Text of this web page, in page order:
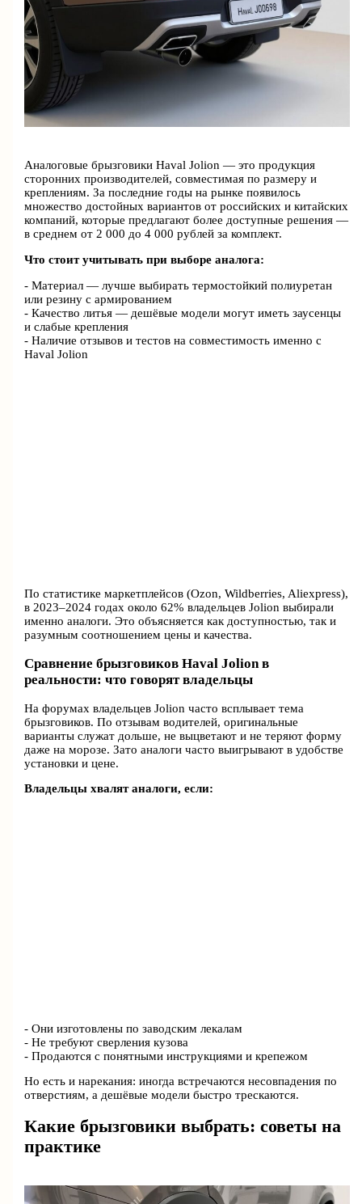
Аналоговые брызговики Haval Jolion — это продукция
сторонних производителей, совместимая по размеру и
креплениям. За последние годы на рынке появилось
множество достойных вариантов от российских и китайских
компаний, которые предлагают более доступные решения —
в среднем от 2 000 до 4 000 рублей за комплект.
Что стоит учитывать при выборе аналога:
- Материал — лучше выбирать термостойкий полиуретан
или резину с армированием
- Качество литья — дешёвые модели могут иметь заусенцы
и слабые крепления
- Наличие отзывов и тестов на совместимость именно с
Haval Jolion
По статистике маркетплейсов (Ozon, Wildberries, Aliexpress),
в 2023–2024 годах около 62% владельцев Jolion выбирали
именно аналоги. Это объясняется как доступностью, так и
разумным соотношением цены и качества.
Сравнение брызговиков Haval Jolion в
реальности: что говорят владельцы
На форумах владельцев Jolion часто всплывает тема
брызговиков. По отзывам водителей, оригинальные
варианты служат дольше, не выцветают и не теряют форму
даже на морозе. Зато аналоги часто выигрывают в удобстве
установки и цене.
Владельцы хвалят аналоги, если:
- Они изготовлены по заводским лекалам
- Не требуют сверления кузова
- Продаются с понятными инструкциями и крепежом
Но есть и нарекания: иногда встречаются несовпадения по
отверстиям, а дешёвые модели быстро трескаются.
Какие брызговики выбрать: советы на
практике